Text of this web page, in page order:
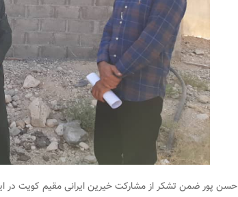
حسن پور ضمن تشکر از مشارکت خیرین ایرانی مقیم کویت در